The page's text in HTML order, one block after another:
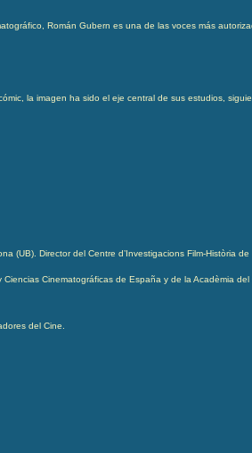
Román Gubern es una de las voces más
la imagen ha sido el eje central de sus estudios,
Director del Centre d’Investigacions Film-Història
Cinematográficas de España y de la Acadèmia del
del Cine.